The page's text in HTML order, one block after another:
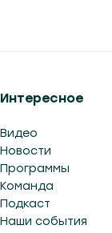
Интересное
Видео
Новости
Программы
Команда
Подкаст
Наши события